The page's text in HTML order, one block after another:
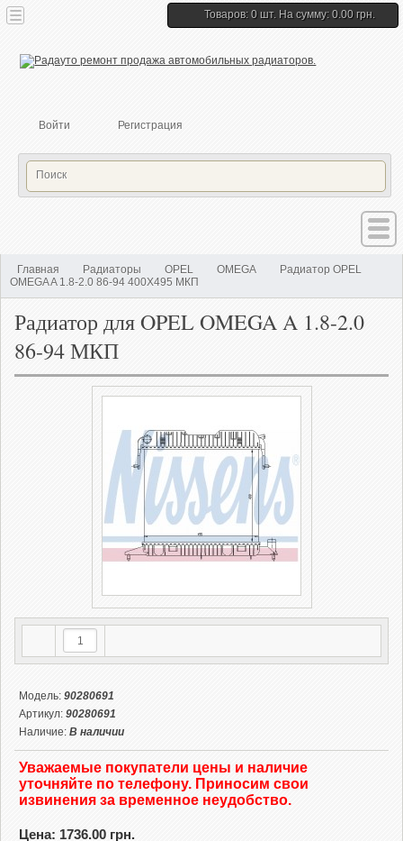
Товаров: 0 шт. На сумму: 0.00 грн.
Войти Регистрация
Главная Радиаторы OPEL OMEGA
Радиатор OPEL
OMEGA A 1.8-2.0 86-94 400Х495 МКП
Радиатор для OPEL OMEGA A 1.8-2.0
86-94 МКП
Модель: 90280691
Артикул: 90280691
Наличие: В наличии
Уважаемые покупатели цены и наличие
уточняйте по телефону. Приносим свои
извинения за временное неудобство.
Цена: 1736.00 грн.